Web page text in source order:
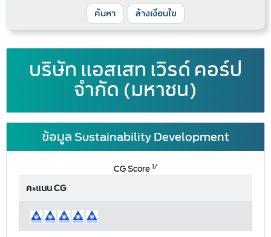
ล้างเงื่อนไข
บริษัท แอสเสท เวิรด์ คอร์ป
จำกัด (มหาชน)
ข้อมูล Sustainability Development
CG Score1/
คะแนน CG